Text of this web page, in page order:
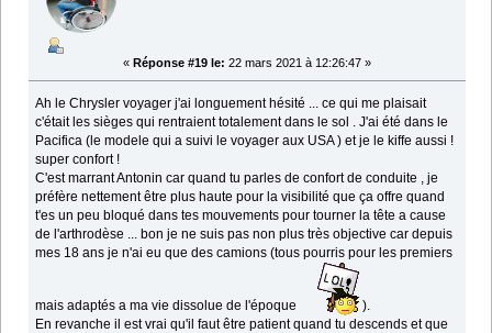
« Réponse #19 le: 22 mars 2021 à 12:26:47 »
Ah le Chrysler voyager j'ai longuement hésité ... ce qui me plaisait
c'était les sièges qui rentraient totalement dans le sol . J'ai été dans le
Pacifica (le modele qui a suivi le voyager aux USA ) et je le kiffe aussi !
super confort !
C'est marrant Antonin car quand tu parles de confort de conduite , je
préfère nettement être plus haute pour la visibilité que ça offre quand
t'es un peu bloqué dans tes mouvements pour tourner la tête a cause
de l'arthrodèse ... bon je ne suis pas non plus très objective car depuis
mes 18 ans je n'ai eu que des camions (tous pourris pour les premiers
mais adaptés a ma vie dissolue de l'époque
).
En revanche il est vrai qu'il faut être patient quand tu descends et que